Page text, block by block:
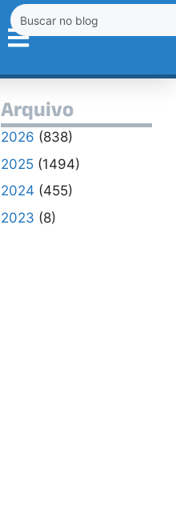
Arquivo
2026 (838)
2025(1494)
2024 (455)
2023 (8)